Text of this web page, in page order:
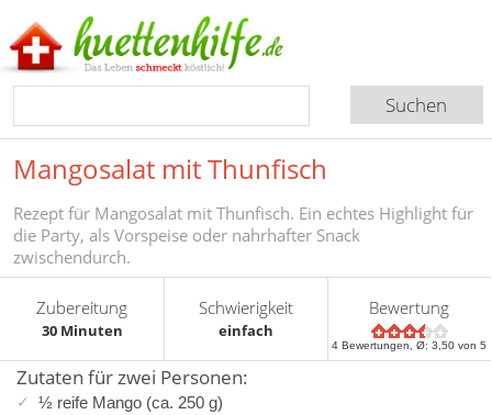
Mangosalat mit Thunfisch
Rezept für Mangosalat mit Thunfisch. Ein echtes Highlight für
die Party, als Vorspeise oder nahrhafter Snack
zwischendurch.
Zubereitung
30 Minuten
Schwierigkeit
einfach
Bewertung
4 Bewertungen, Ø:3,50 von 5
Zutaten für zwei Personen:
½ reife Mango (ca. 250 g)